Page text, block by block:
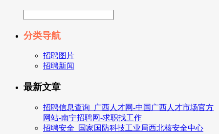
分类导航
招聘图片
招聘新闻
最新文章
招聘信息查询_广西人才网-中国广西人才市场官方
网站-南宁招聘网-求职找工作
招聘安全_国家国防科技工业局西北核安全中心